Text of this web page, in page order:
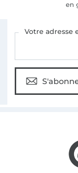
en
Votre adresse